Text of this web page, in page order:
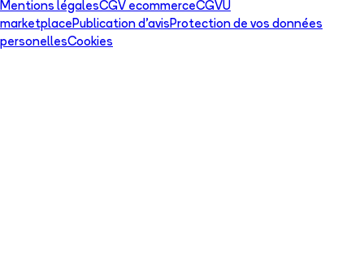
Mentions légalesCGV ecommerceCGVU
marketplacePublication d'avisProtection de vos données
personellesCookies